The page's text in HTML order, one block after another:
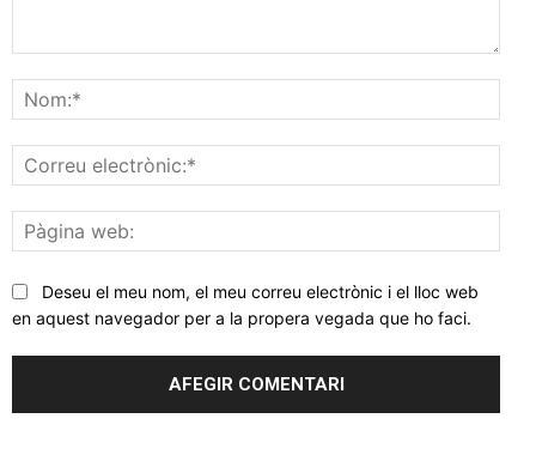
web:
Deseu el meu nom, el meu correu electrònic i el lloc web
en aquest navegador per a la propera vegada que ho faci.